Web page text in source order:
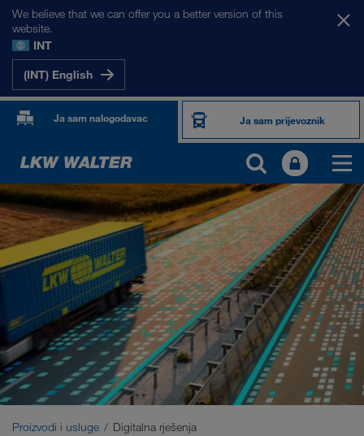
We believe that we can offer you a better version of this
website.
INT
(INT) English
Ja sam nalogodavac Ja sam prijevoznik
PROIZVODI I USLUGE
Cestovni prijevoz
Digitalna rješenja
Kombinirani prijevoz
Održivi transporti
Proizvodi i usluge Digitalna rješenja